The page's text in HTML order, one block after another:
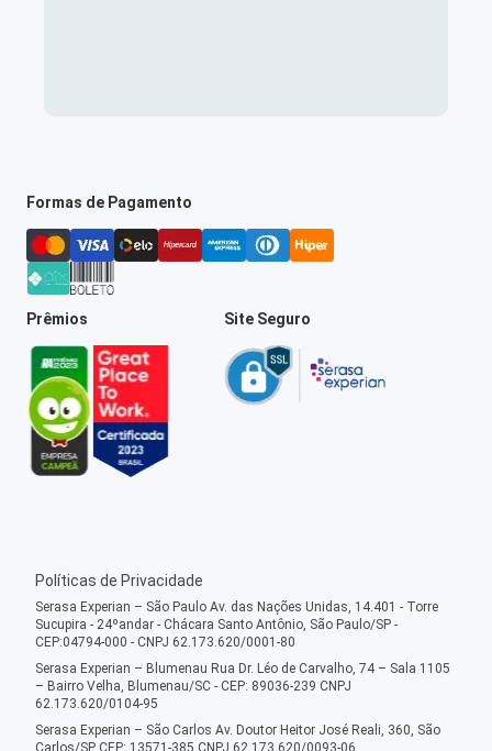
Formas de Pagamento
Prêmios Site Seguro
Políticas de Privacidade
Serasa Experian – São Paulo Av. das Nações Unidas, 14.401 - Torre
Sucupira - 24ºandar - Chácara Santo Antônio, São Paulo/SP -
CEP:04794-000 - CNPJ 62.173.620/0001-80
Serasa Experian – Blumenau Rua Dr. Léo de Carvalho, 74 – Sala 1105
– Bairro Velha, Blumenau/SC - CEP: 89036-239 CNPJ
62.173.620/0104-95
Serasa Experian – São Carlos Av. Doutor Heitor José Reali, 360, São
Carlos/SP CEP: 13571-385 CNPJ 62.173.620/0093-06